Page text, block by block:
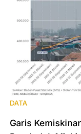
DATA
Garis